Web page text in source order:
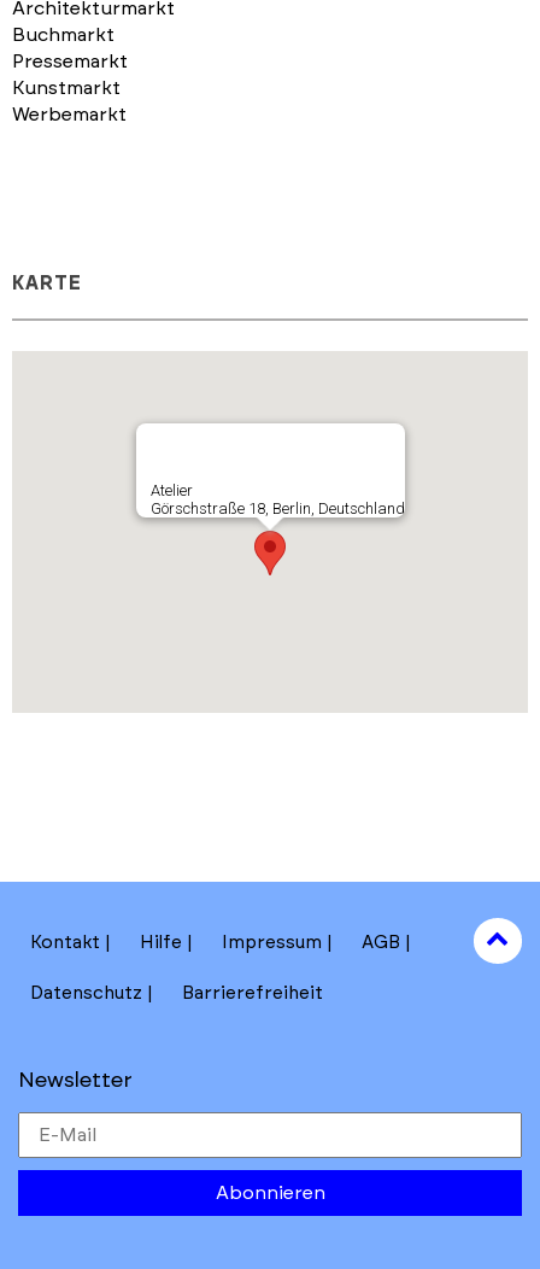
Architekturmarkt
Buchmarkt
Pressemarkt
Kunstmarkt
Werbemarkt
KARTE
Atelier
Görschstraße 18, Berlin, Deutschland
Kontakt Hilfe Impressum AGB
Datenschutz Barrierefreiheit
Newsletter
Abonnieren
to
top